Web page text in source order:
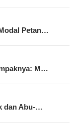
Petan…
M…
dan Abu-…